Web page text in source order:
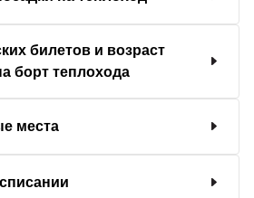
билетов и возраст
борт теплохода
места